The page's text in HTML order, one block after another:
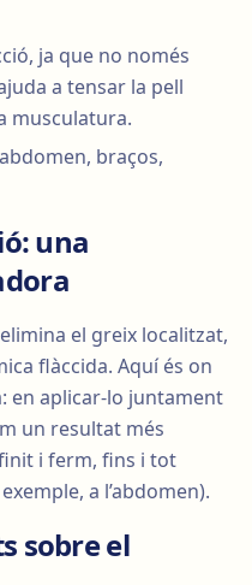
ja que no només
a tensar la pell
musculatura.
braços,
una
el greix localitzat,
flàccida. Aquí és on
en aplicar-lo juntament
un resultat més
i ferm, fins i tot
a l’abdomen).
sobre el